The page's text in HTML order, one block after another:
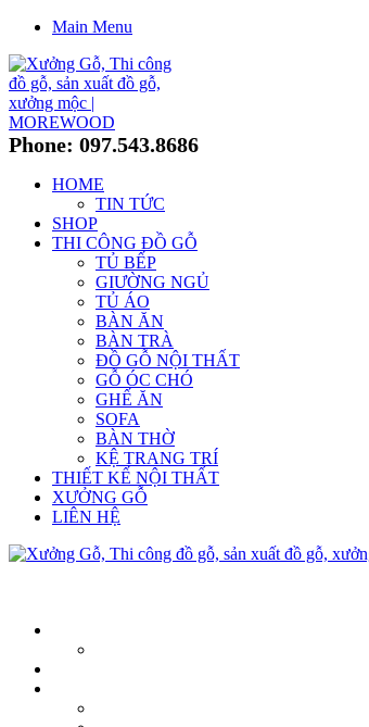
Main Menu
Phone: 097.543.8686
HOME
TIN TỨC
SHOP
THI CÔNG ĐỒ GỖ
TỦ BẾP
GIƯỜNG NGỦ
TỦ ÁO
BÀN ĂN
BÀN TRÀ
ĐỒ GỖ NỘI THẤT
GỖ ÓC CHÓ
GHẾ ĂN
SOFA
BÀN THỜ
KỆ TRANG TRÍ
THIẾT KẾ NỘI THẤT
XƯỞNG GỖ
LIÊN HỆ